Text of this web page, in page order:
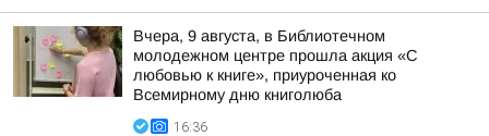
Вчера, 9 августа, в Библиотечном
молодежном центре прошла акция «С
любовью к книге», приуроченная ко
Всемирному дню книголюба
16:36